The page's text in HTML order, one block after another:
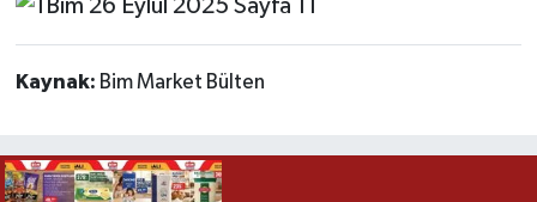
Kaynak: Bim Market Bülten